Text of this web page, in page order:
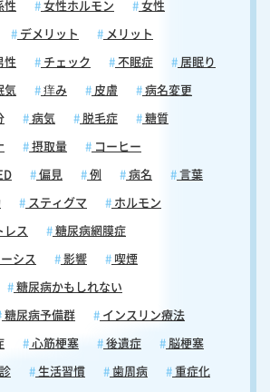
性 女性ホルモン 女性
デメリット メリット
性 チェック 不眠症 居眠り
気 痒み 皮膚 病名変更
病気 脱毛症 糖質
摂取量 コーヒー
偏見 例 病名 言葉
スティグマ ホルモン
レス 糖尿病網膜症
シス 影響 喫煙
糖尿病かもしれない
糖尿病予備群 インスリン療法
心筋梗塞 後遺症 脳梗塞
生活習慣 歯周病 重症化